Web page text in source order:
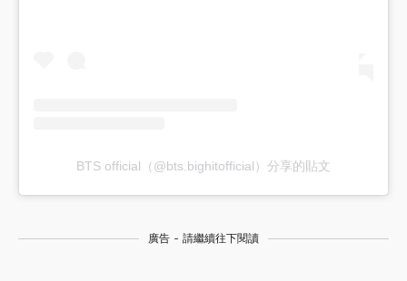
BTS official（@bts.bighitofficial）分享的貼文
廣告 - 請繼續往下閱讀